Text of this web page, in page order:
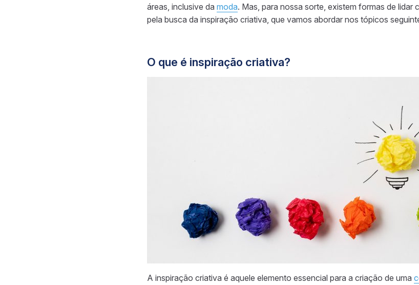
áreas, inclusive da moda. Mas, para nossa sorte, existem formas de lidar
pela busca da inspiração criativa, que vamos abordar nos tópicos
O que é inspiração criativa?
A inspiração criativa é aquele elemento essencial para a criação de uma